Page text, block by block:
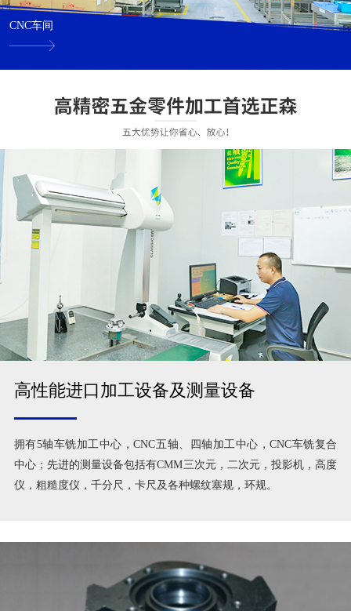
CNC车间
高性能进口加工设备及测量设备
拥有5轴车铣加工中心，CNC五轴、四轴加工中心，CNC车铣复合
中心；先进的测量设备包括有CMM三次元，二次元，投影机，高度
仪，粗糙度仪，千分尺，卡尺及各种螺纹塞规，环规。